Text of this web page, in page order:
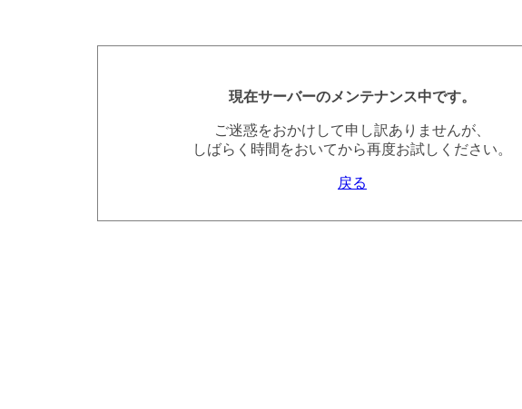
現在サーバーのメンテナンス中です。
ご迷惑をおかけして申し訳ありませんが、
しばらく時間をおいてから再度お試しください。
戻る